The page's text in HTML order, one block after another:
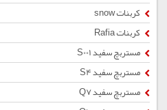
کربنات snow
کربنات Rafia
مستربچ سفید S001
مستربچ سفید S4
مستربچ سفید Q7